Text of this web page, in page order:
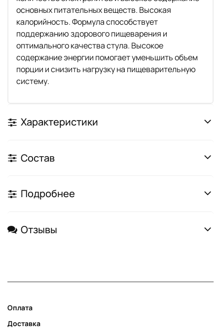
основных питательных веществ. Высокая
калорийность. Формула способствует
поддержанию здорового пищеварения и
оптимального качества стула. Высокое
содержание энергии помогает уменьшить объем
порции и снизить нагрузку на пищеварительную
систему.
Характеристики
Состав
Подробнее
Отзывы
Оплата
Доставка